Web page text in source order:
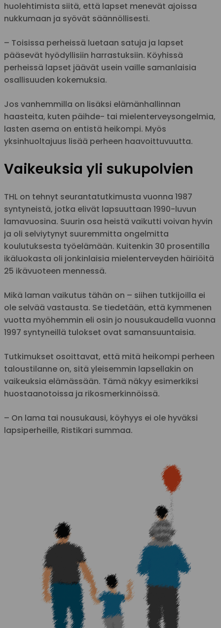
huolehtimista siitä, että lapset menevät ajoissa
nukkumaan ja syövät säännöllisesti.
– Toisissa perheissä luetaan satuja ja lapset
pääsevät hyödyllisiin harrastuksiin. Köyhissä
perheissä lapset jäävät usein vaille samanlaisia
osallisuuden kokemuksia.
Jos vanhemmilla on lisäksi elämänhallinnan
haasteita, kuten päihde- tai mielenterveysongelmia,
lasten asema on entistä heikompi. Myös
yksinhuoltajuus lisää perheen haavoittuvuutta.
Vaikeuksia yli sukupolvien
THL on tehnyt seurantatutkimusta vuonna 1987
syntyneistä, jotka elivät lapsuuttaan 1990-luvun
lamavuosina. Suurin osa heistä vaikutti voivan hyvin
ja oli selviytynyt suuremmitta ongelmitta
koulutuksesta työelämään. Kuitenkin 30 prosentilla
ikäluokasta oli jonkinlaisia mielenterveyden häiriöitä
25 ikävuoteen mennessä.
Mikä laman vaikutus tähän on – siihen tutkijoilla ei
ole selvää vastausta. Se tiedetään, että kymmenen
vuotta myöhemmin eli osin jo nousukaudella vuonna
1997 syntyneillä tulokset ovat samansuuntaisia.
Tutkimukset osoittavat, että mitä heikompi perheen
taloustilanne on, sitä yleisemmin lapsellakin on
vaikeuksia elämässään. Tämä näkyy esimerkiksi
huostaanotoissa ja rikosmerkinnöissä.
– On lama tai nousukausi, köyhyys ei ole hyväksi
lapsiperheille, Ristikari summaa.